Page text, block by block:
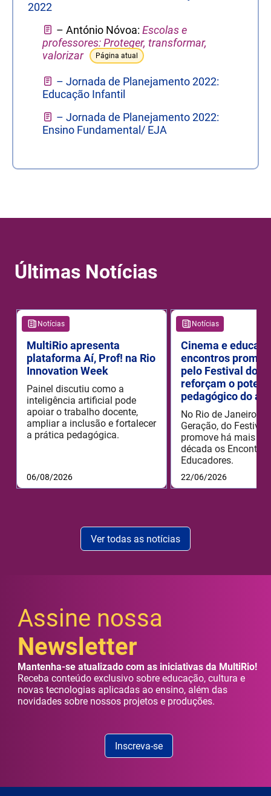
2022
– António Nóvoa: Escolas e
professores: Proteger, transformar,
valorizar
Página atual
– Jornada de Planejamento 2022:
Educação Infantil
– Jornada de Planejamento 2022:
Ensino Fundamental/ EJA
Últimas Notícias
Notícias
MultiRio apresenta
plataforma Aí, Prof! na Rio
Innovation Week
Painel discutiu como a
inteligência artificial pode
apoiar o trabalho docente,
ampliar a inclusão e fortalecer
a prática pedagógica.
06/08/2026
Notícias
Cinema e
encontros
pelo Festival do
reforçam o
pedagógico do
No Rio de Janeiro, o
Geração, do Festival
promove há mais de
década os
Educadores.
22/06/2026
Ver todas as notícias
Assine nossa
Newsletter
Mantenha-se atualizado com as iniciativas da MultiRio!
Receba conteúdo exclusivo sobre educação, cultura e
novas tecnologias aplicadas ao ensino, além das
novidades sobre nossos projetos e produções.
Inscreva-se